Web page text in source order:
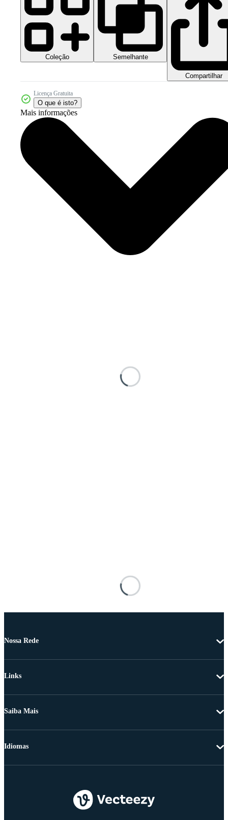
Coleção Semelhante
Compartilhar
Licença Gratuita
O que é isto?
Mais informações
Nossa Rede
Links
Saiba Mais
Idiomas